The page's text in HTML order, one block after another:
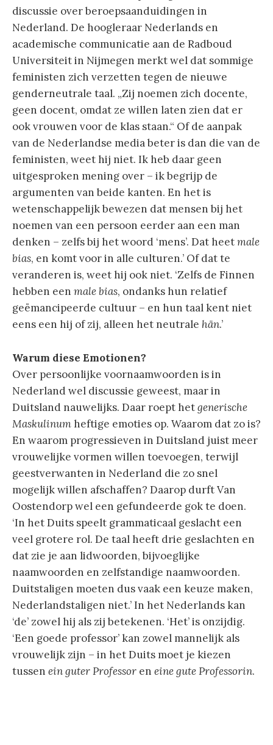
discussie over beroepsaanduidingen in
Nederland. De hoogleraar Nederlands en
academische communicatie aan de Radboud
Universiteit in Nijmegen merkt wel dat sommige
feministen zich verzetten tegen de nieuwe
genderneutrale taal. „Zij noemen zich docente,
geen docent, omdat ze willen laten zien dat er
ook vrouwen voor de klas staan.“ Of de aanpak
van de Nederlandse media beter is dan die van de
feministen, weet hij niet. Ik heb daar geen
uitgesproken mening over – ik begrijp de
argumenten van beide kanten. En het is
wetenschappelijk bewezen dat mensen bij het
noemen van een persoon eerder aan een man
denken – zelfs bij het woord ‘mens’. Dat heetmale
bias, en komt voor in alle culturen.’ Of dat te
veranderen is, weet hij ook niet. ‘Zelfs de Finnen
hebben een male bias, ondanks hun relatief
geëmancipeerde cultuur – en hun taal kent niet
eens een hij of zij, alleen het neutrale hän.’
Warum diese Emotionen?
Over persoonlijke voornaamwoorden is in
Nederland wel discussie geweest, maar in
Duitsland nauwelijks. Daar roept hetgenerische
Maskulinumheftige emoties op. Waarom dat zo is?
En waarom progressieven in Duitsland juist meer
vrouwelijke vormen willen toevoegen, terwijl
geestverwanten in Nederland die zo snel
mogelijk willen afschaffen? Daarop durft Van
Oostendorp wel een gefundeerde gok te doen.
‘In het Duits speelt grammaticaal geslacht een
veel grotere rol. De taal heeft drie geslachten en
dat zie je aan lidwoorden, bijvoeglijke
naamwoorden en zelfstandige naamwoorden.
Duitstaligen moeten dus vaak een keuze maken,
Nederlandstaligen niet.’ In het Nederlands kan
‘de’ zowel hij als zij betekenen. ‘Het’ is onzijdig.
‘Een goede professor’ kan zowel mannelijk als
vrouwelijk zijn – in het Duits moet je kiezen
tussen ein guter Professor en eine gute Professorin.